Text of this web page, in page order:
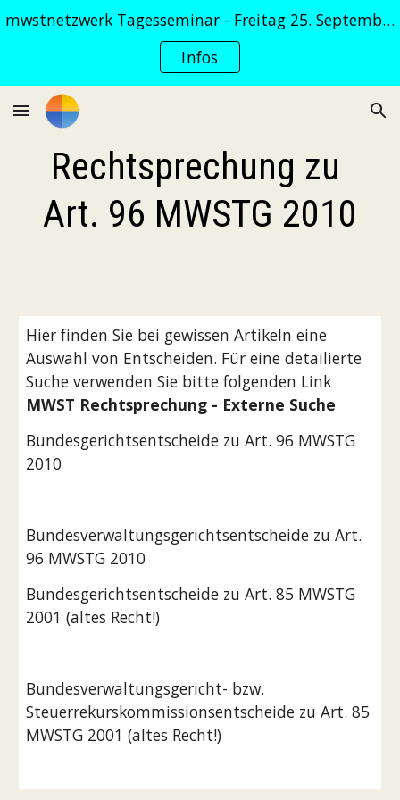
Skip to main content Skip to navigation
mwstnetzwerk Tagesseminar - Freitag 25. September 2026
Infos
Rechtsprechung zu
Art. 96 MWSTG 2010
Hier finden Sie bei gewissen Artikeln eine
Auswahl von Entscheiden. Für eine detailierte
MWST Rechtsprechung - Externe Suche
Bundesgerichtsentscheide zu Art. 96 MWSTG
2010
Bundesverwaltungsgerichtsentscheide zu Art.
96 MWSTG 2010
Bundesgerichtsentscheide zu Art. 85 MWSTG
2001 (altes Recht!)
Bundesverwaltungsgericht- bzw.
Steuerrekurskommissionsentscheide zu Art. 85
MWSTG 2001 (altes Recht!)